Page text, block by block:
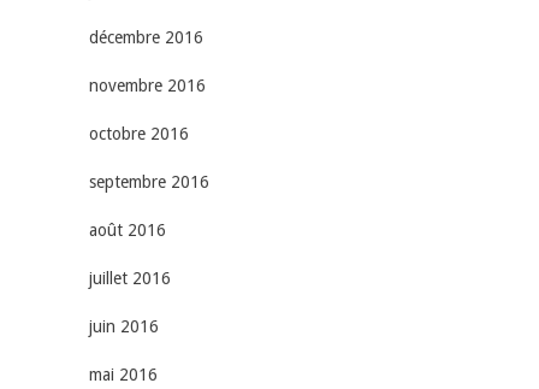
décembre 2016
novembre 2016
octobre 2016
septembre 2016
août 2016
juillet 2016
juin 2016
mai 2016